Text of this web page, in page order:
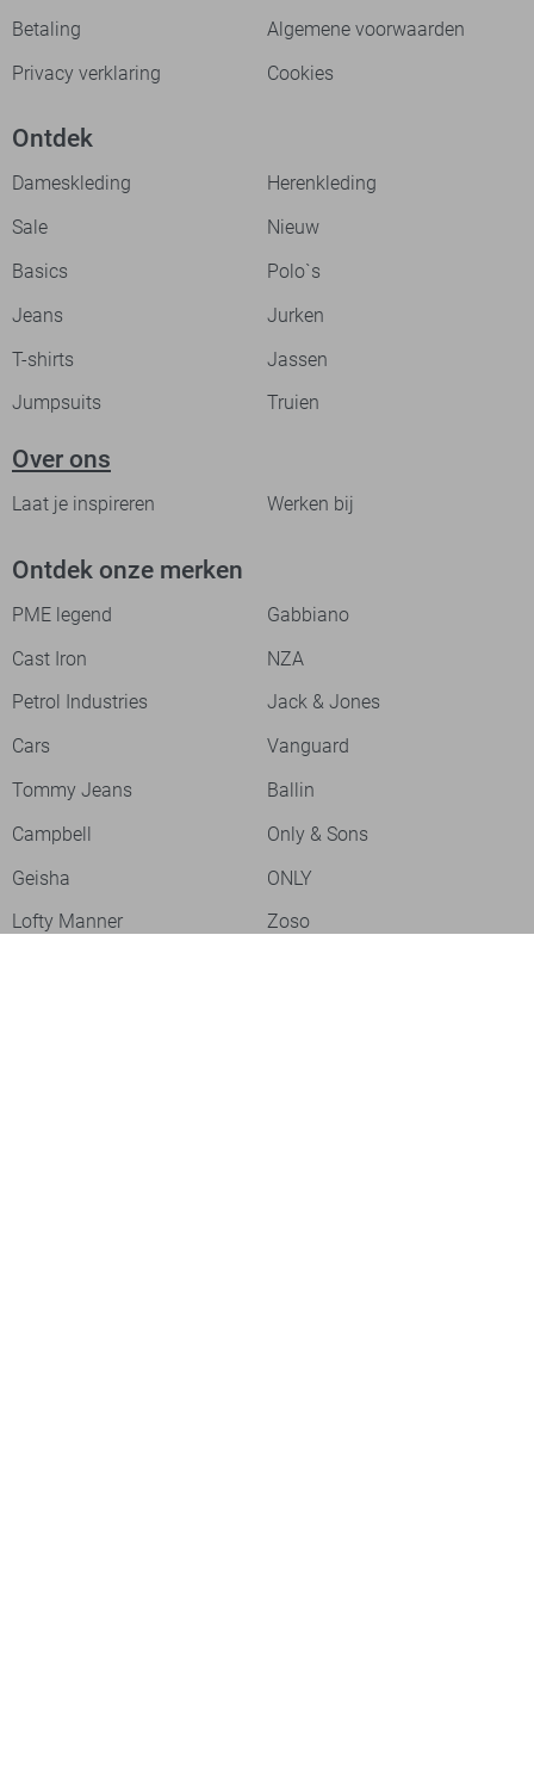
Betaling
Algemene voorwaarden
Privacy verklaring
Cookies
Ontdek
Dameskleding
Herenkleding
Sale
Nieuw
Basics
Polo`s
Jeans
Jurken
T-shirts
Jassen
Jumpsuits
Truien
Over ons
Laat je inspireren Werken bij
Ontdek onze merken
PME legend
Gabbiano
Cast Iron
NZA
Petrol Industries
Jack & Jones
Cars
Vanguard
Tommy Jeans
Ballin
Campbell
Only & Sons
Geisha
ONLY
Lofty Manner
Zoso